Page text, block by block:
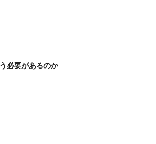
必要があるのか